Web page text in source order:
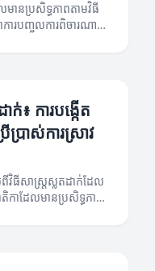
មានប្រសិទ្ធភាពតាមវិធី
ារបញ្ចូលការពិចារណា
ក់៖ ការបង្កើត
រាស់ការស្រាវ
វិធីសាស្រ្តស្លតដាក់ដែល
កាដែលមានប្រសិទ្ធភាព